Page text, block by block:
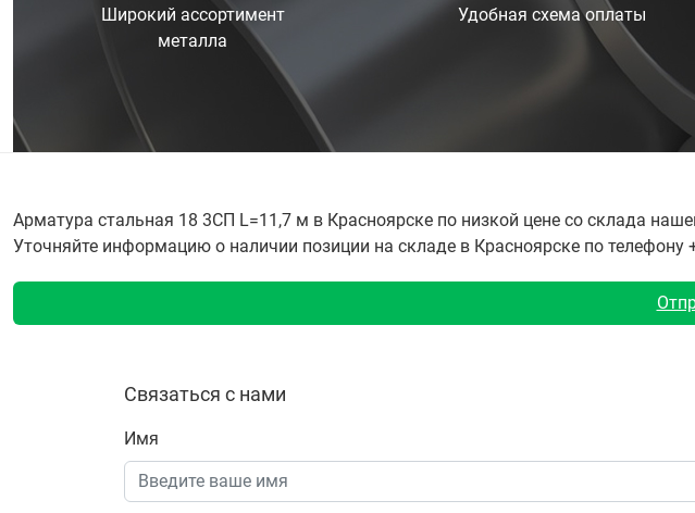
Широкий ассортимент
металла
Удобная схема оплаты
Арматура стальная 18 3СП L=11,7 м в Красноярске по низкой цене со склада
Уточняйте информацию о наличии позиции на складе в Красноярске по телефону
Связаться с нами
Имя